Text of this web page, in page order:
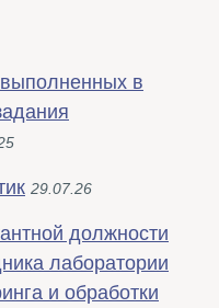
в
29.07.26
должности
лаборатории
и обработки